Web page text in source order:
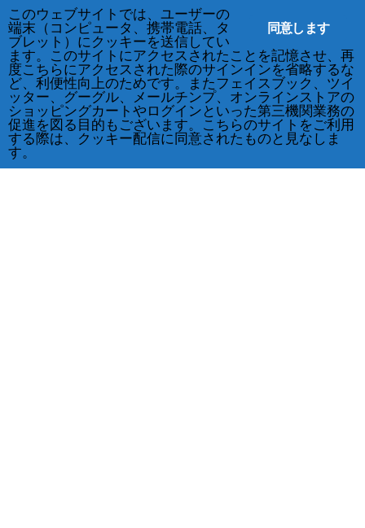
同意します
このウェブサイトでは、ユーザーの
端末（コンピュータ、携帯電話、タ
ブレット）にクッキーを送信してい
ます。このサイトにアクセスされたことを記憶させ、再
度こちらにアクセスされた際のサインインを省略するな
ど、利便性向上のためです。またフェイスブック、ツイ
ッター、グーグル、メールチンプ、オンラインストアの
ショッピングカートやログインといった第三機関業務の
促進を図る目的もございます。こちらのサイトをご利用
する際は、クッキー配信に同意されたものと見なしま
す。